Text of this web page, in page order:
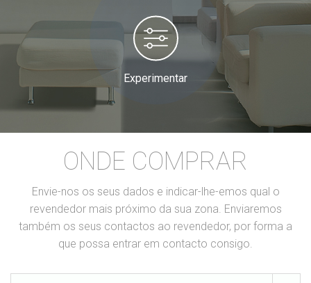
Experimentar
ONDE COMPRAR
Envie-nos os seus dados e indicar-lhe-emos qual o
revendedor mais próximo da sua zona. Enviaremos
também os seus contactos ao revendedor, por forma a
que possa entrar em contacto consigo.